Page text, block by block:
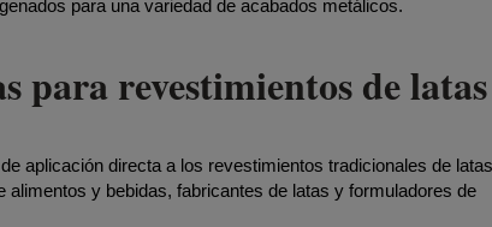
para una variedad de acabados metálicos.
para revestimientos de latas
aplicación directa a los revestimientos tradicionales de
y bebidas, fabricantes de latas y formuladores de